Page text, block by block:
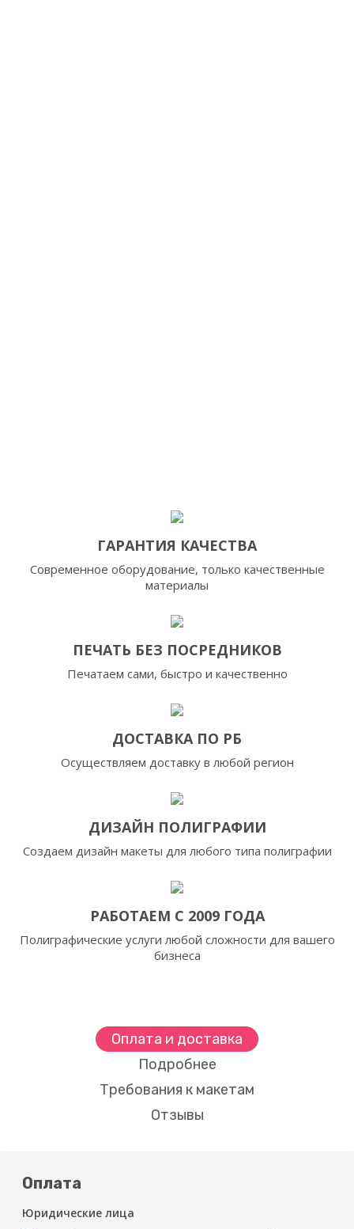
ГАРАНТИЯ КАЧЕСТВА
Современное оборудование, только качественные
материалы
ПЕЧАТЬ БЕЗ ПОСРЕДНИКОВ
Печатаем сами, быстро и качественно
ДОСТАВКА ПО РБ
Осуществляем доставку в любой регион
ДИЗАЙН ПОЛИГРАФИИ
Создаем дизайн макеты для любого типа полиграфии
РАБОТАЕМ С 2009 ГОДА
Полиграфические услуги любой сложности для вашего
бизнеса
Оплата и доставка
Подробнее
Требования к макетам
Отзывы
Оплата
Юридические лица